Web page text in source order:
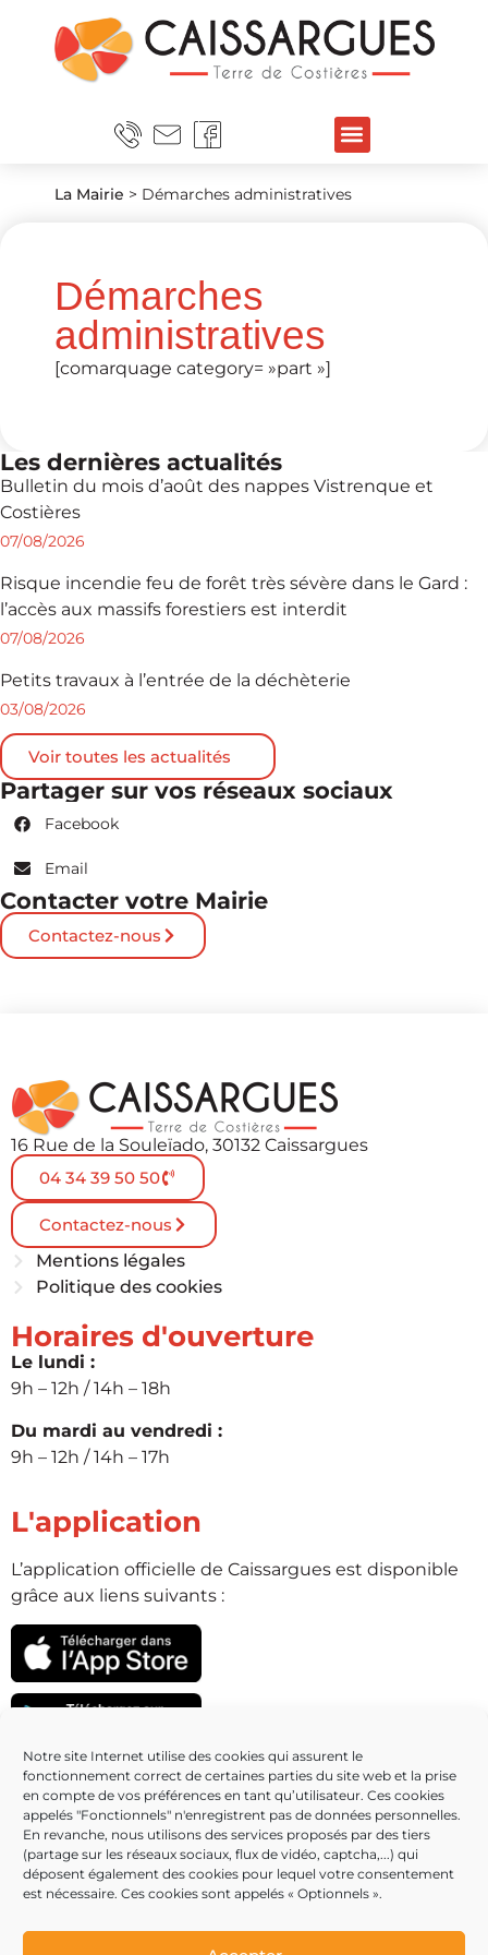
Notre site Internet utilise des cookies qui assurent le
fonctionnement correct de certaines parties du site web et la prise
en compte de vos préférences en tant qu’utilisateur. Ces cookies
appelés "Fonctionnels" n'enregistrent pas de données personnelles.
En revanche, nous utilisons des services proposés par des tiers
(partage sur les réseaux sociaux, flux de vidéo, captcha,...) qui
déposent également des cookies pour lequel votre consentement
est nécessaire. Ces cookies sont appelés « Optionnels ».
La Mairie > Démarches administratives
Démarches
administratives
[comarquage category= »part »]
Les dernières actualités
Bulletin du mois d’août des nappes Vistrenque et
Costières
07/08/2026
Risque incendie feu de forêt très sévère dans le Gard :
l’accès aux massifs forestiers est interdit
07/08/2026
Petits travaux à l’entrée de la déchèterie
03/08/2026
Voir toutes les actualités
Partager sur vos réseaux sociaux
Facebook
Email
Contacter votre Mairie
Contactez-nous
16 Rue de la Souleïado, 30132 Caissargues
04 34 39 50 50
Contactez-nous
Mentions légales
Politique des cookies
Horaires d'ouverture
Le lundi :
9h – 12h / 14h – 18h
Du mardi au vendredi :
9h – 12h / 14h – 17h
L'application
L’application officielle de Caissargues est disponible
grâce aux liens suivants :
Partenaires